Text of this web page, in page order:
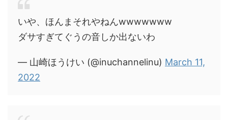
いや、ほんまそれやねんwwwwwww
ダサすぎてぐうの音しか出ないわ
— 山崎ほうけい (@inuchannelinu) March 11,
2022